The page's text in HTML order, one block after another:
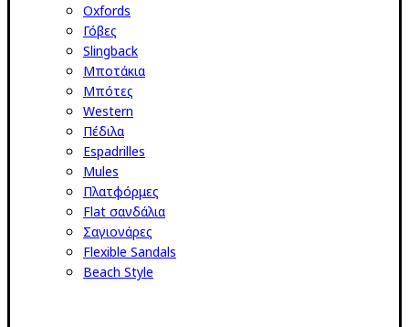
Oxfords
Γόβες
Slingback
Μποτάκια
Μπότες
Western
Πέδιλα
Espadrilles
Mules
Πλατφόρμες
Flat σανδάλια
Σαγιονάρες
Flexible Sandals
Beach Style